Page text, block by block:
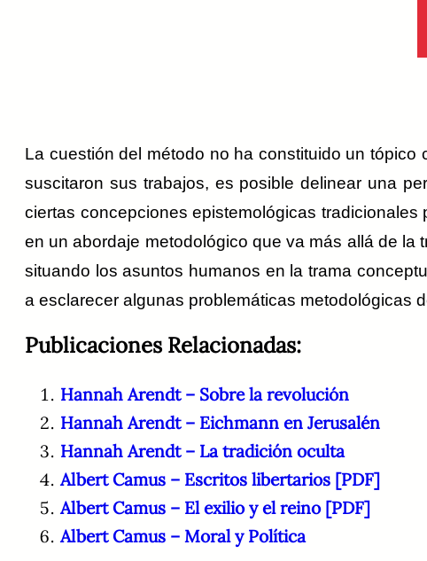
La cuestión del método no ha constituido un tópico
suscitaron sus trabajos, es posible delinear una
ciertas concepciones epistemológicas
en un abordaje metodológico que va más allá de la
situando los asuntos humanos en la trama
a esclarecer algunas problemáticas metodológicas
Publicaciones Relacionadas:
Hannah Arendt – Sobre la revolución
Hannah Arendt – Eichmann en Jerusalén
Hannah Arendt – La tradición oculta
Albert Camus – Escritos libertarios [PDF]
Albert Camus – El exilio y el reino [PDF]
Albert Camus – Moral y Política